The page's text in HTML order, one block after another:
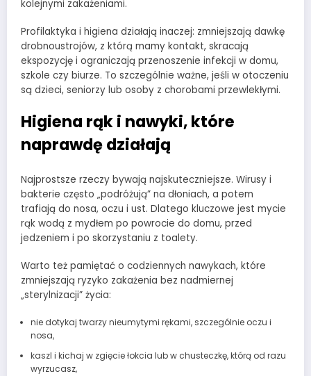
kolejnymi zakażeniami.
Profilaktyka i higiena działają inaczej: zmniejszają dawkę
drobnoustrojów, z którą mamy kontakt, skracają
ekspozycję i ograniczają przenoszenie infekcji w domu,
szkole czy biurze. To szczególnie ważne, jeśli w otoczeniu
są dzieci, seniorzy lub osoby z chorobami przewlekłymi.
Higiena rąk i nawyki, które
naprawdę działają
Najprostsze rzeczy bywają najskuteczniejsze. Wirusy i
bakterie często „podróżują” na dłoniach, a potem
trafiają do nosa, oczu i ust. Dlatego kluczowe jest mycie
rąk wodą z mydłem po powrocie do domu, przed
jedzeniem i po skorzystaniu z toalety.
Warto też pamiętać o codziennych nawykach, które
zmniejszają ryzyko zakażenia bez nadmiernej
„sterylnizacji” życia:
nie dotykaj twarzy nieumytymi rękami, szczególnie oczu i
nosa,
kaszl i kichaj w zgięcie łokcia lub w chusteczkę, którą od razu
wyrzucasz,